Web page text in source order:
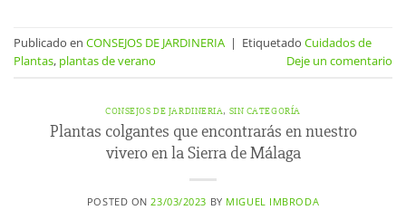
Publicado en CONSEJOS DE JARDINERIA | Etiquetado Cuidados de
Plantas, plantas de verano Deje un comentario
CONSEJOS DE JARDINERIA, SIN CATEGORÍA
Plantas colgantes que encontrarás en nuestro
vivero en la Sierra de Málaga
POSTED ON23/03/2023 BY MIGUEL IMBRODA